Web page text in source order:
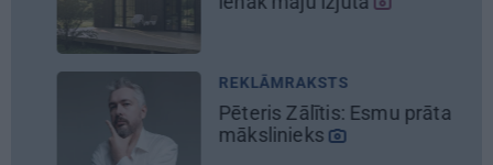
Zālītis: Esmu prāta
Škoda